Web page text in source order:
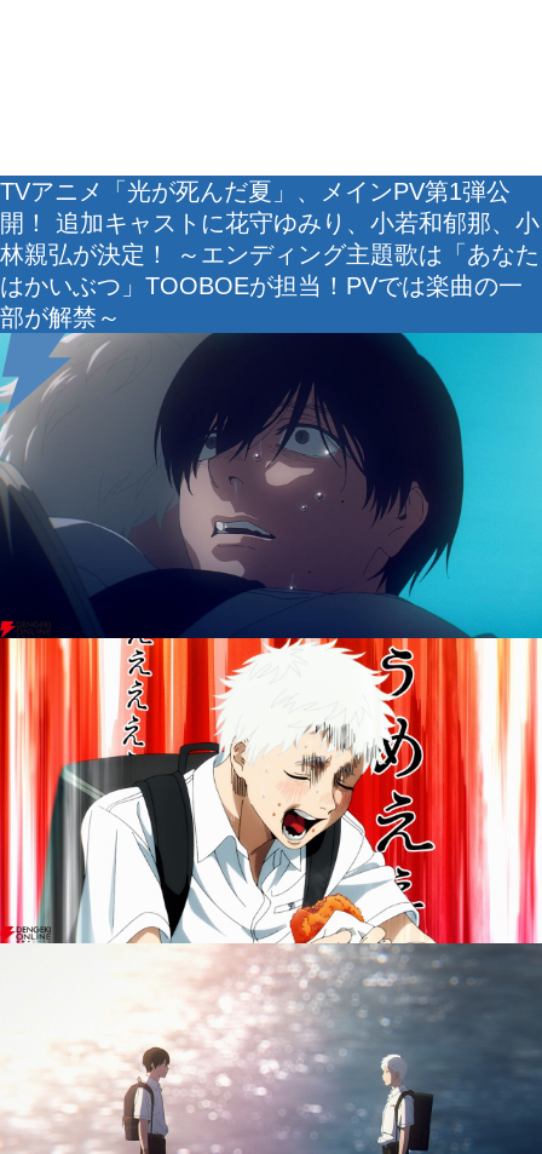
TVアニメ「光が死んだ夏」、メインPV第1弾公
開！ 追加キャストに花守ゆみり、小若和郁那、小
林親弘が決定！ ～エンディング主題歌は「あなた
はかいぶつ」TOOBOEが担当！PVでは楽曲の一
部が解禁～